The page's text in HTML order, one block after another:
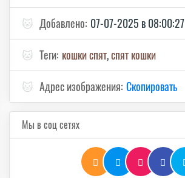
🐱 Добавлено: 07-07-2025 в 08:00:27
🐱 Теги: кошки спят,спят кошки
🐱 Адрес изображения: Скопировать
Мы в соц сетях